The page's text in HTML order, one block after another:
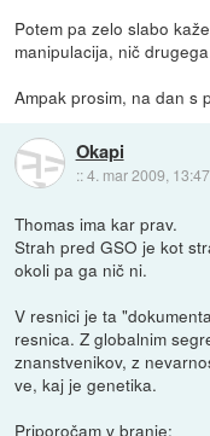
Potem pa zelo slabo
manipulacija, nič
Ampak prosim, na dan s
Okapi
::4. mar 2009, 13:47
Thomas ima kar prav.
Strah pred GSO je kot
okoli pa ga nič ni.
V resnici je ta
resnica. Z globalnim
znanstvenikov, z
ve, kaj je genetika.
Priporočam v branje: